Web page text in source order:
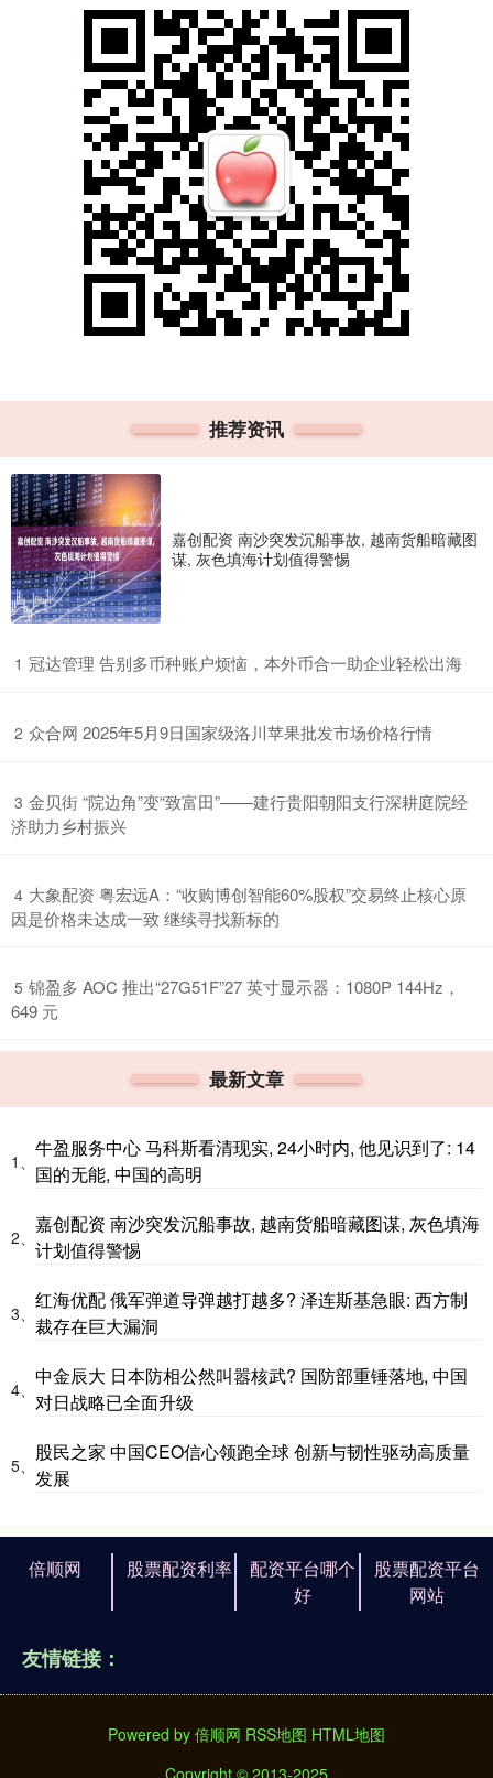
推荐资讯
嘉创配资 南沙突发沉船事故, 越南货船暗藏图
谋, 灰色填海计划值得警惕
1 ​冠达管理 告别多币种账户烦恼，本外币合一助企业轻松出海
2 ​众合网 2025年5月9日国家级洛川苹果批发市场价格行情
3 ​金贝街 “院边角”变“致富田”——建行贵阳朝阳支行深耕庭院经
济助力乡村振兴
4 ​大象配资 粤宏远A：“收购博创智能60%股权”交易终止核心原
因是价格未达成一致 继续寻找新标的
5 ​锦盈多 AOC 推出“27G51F”27 英寸显示器：1080P 144Hz，
649 元
最新文章
1、
牛盈服务中心 马科斯看清现实, 24小时内, 他见识到了: 14
国的无能, 中国的高明
2、
嘉创配资 南沙突发沉船事故, 越南货船暗藏图谋, 灰色填海
计划值得警惕
3、
红海优配 俄军弹道导弹越打越多? 泽连斯基急眼: 西方制
裁存在巨大漏洞
4、
中金辰大 日本防相公然叫嚣核武? 国防部重锤落地, 中国
对日战略已全面升级
5、
股民之家 中国CEO信心领跑全球 创新与韧性驱动高质量
发展
倍顺网 股票配资利率
配资平台哪个
好
股票配资平台
网站
友情链接：
Powered by 倍顺网 RSS地图 HTML地图
Copyright © 2013-2025